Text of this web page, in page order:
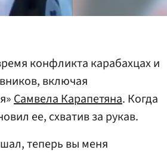
конфликта карабахцах и
включая
Самвела Карапетяна. Когда
ее, схватив за рукав.
теперь вы меня